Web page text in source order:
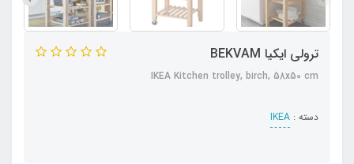
ترولی ایکیا BEKVAM
IKEA Kitchen trolley, birch, 58x50 cm
دسته : IKEA